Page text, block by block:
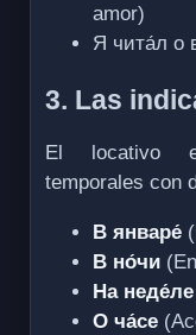
amor)
Я чита́л о
3. Las
El locativo
temporales con
В январе́
В но́чи
На неде́ле
О ча́се